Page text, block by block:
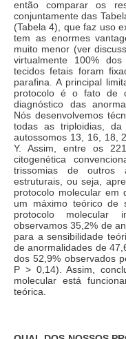
então comparar os
conjuntamente das
(Tabela 4), que faz uso
tem as enormes
muito menor (ver
virtualmente 100%
tecidos fetais foram
parafina. A principal
protocolo é o fato de
diagnóstico das
Nós desenvolvemos
todas as triploidias,
autossomos 13, 16, 18,
Y. Assim, entre os
citogenética
trissomias de outros
estruturais, ou seja,
protocolo molecular em
um máximo teórico de
protocolo molecular
observamos 35,2% de
para a sensibilidade
de anormalidades de
dos 52,9% observados
P > 0,14). Assim,
molecular está
teórica.